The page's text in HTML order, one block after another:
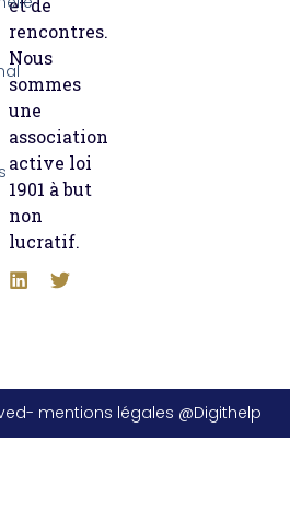
et de
rencontres.
Nous
sommes
une
association
active loi
1901 à but
non
lucratif.
mentions légales @Digithelp